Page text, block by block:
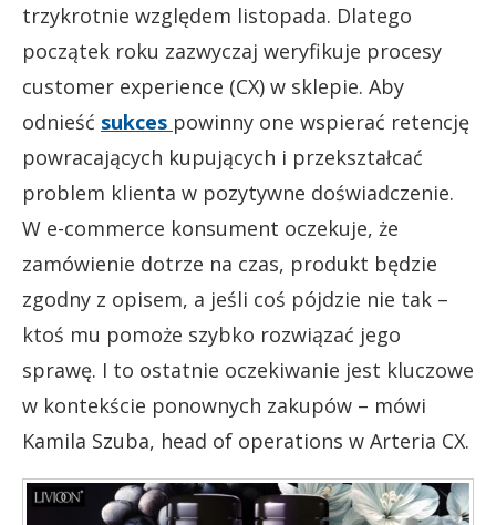
trzykrotnie względem listopada. Dlatego
początek roku zazwyczaj weryfikuje procesy
customer experience (CX) w sklepie. Aby
odnieść sukces powinny one wspierać retencję
powracających kupujących i przekształcać
problem klienta w pozytywne doświadczenie.
W e-commerce konsument oczekuje, że
zamówienie dotrze na czas, produkt będzie
zgodny z opisem, a jeśli coś pójdzie nie tak –
ktoś mu pomoże szybko rozwiązać jego
sprawę. I to ostatnie oczekiwanie jest kluczowe
w kontekście ponownych zakupów – mówi
Kamila Szuba, head of operations w Arteria CX.